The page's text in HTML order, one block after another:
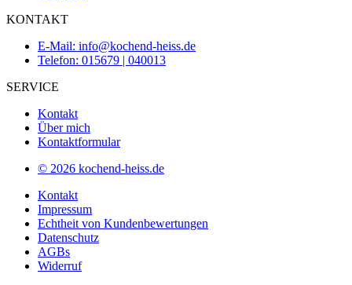
KONTAKT
E-Mail: info@kochend-heiss.de
Telefon: 015679 | 040013
SERVICE
Kontakt
Über mich
Kontaktformular
© 2026 kochend-heiss.de
Kontakt
Impressum
Echtheit von Kundenbewertungen
Datenschutz
AGBs
Widerruf